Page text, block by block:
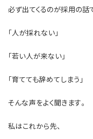
必ず出てくるのが採用の話
「人が採れない」
「若い人が来ない」
「育てても辞めてしまう」
そんな声をよく聞きます。
私はこれから先、